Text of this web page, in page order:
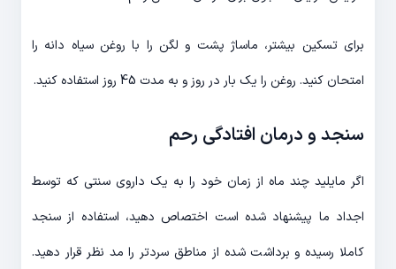
برای تسکین بیشتر، ماساژ پشت و لگن را با روغن سیاه دانه را
امتحان کنید. روغن را یک بار در روز و به مدت 45 روز استفاده کنید.
سنجد و درمان افتادگی رحم
اگر مایلید چند ماه از زمان خود را به یک داروی سنتی که توسط
اجداد ما پیشنهاد شده است اختصاص دهید، استفاده از سنجد
کاملا رسیده و برداشت شده از مناطق سردتر را مد نظر قرار دهید.